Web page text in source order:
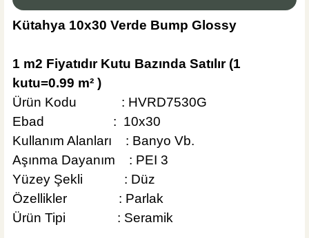
445,00 TL
Sepete Ekle
MĞZ TESLİM
Weber Yapı Kimyasalları
Weber Kol Flex Porselen Beyaz Yapıştırıcı 25 kg
495,00 TL
Kütahya 10x30 Verde Bump Glossy
1 m2 Fiyatıdır Kutu Bazında Satılır (1
kutu=0.99 m² )
Ürün Kodu : HVRD7530G
Ebad : 10x30
Kullanım Alanları : Banyo Vb.
Aşınma Dayanım : PEI 3
Yüzey Şekli : Düz
Özellikler : Parlak
Ürün Tipi : Seramik